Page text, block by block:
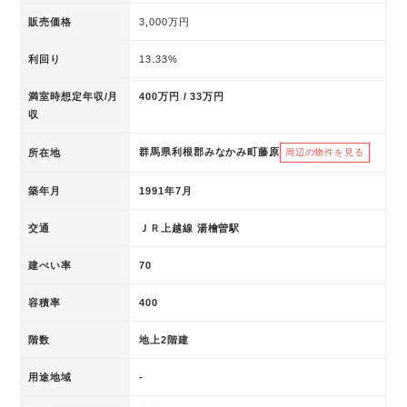
販売価格 3,000万円
利回り 13.33%
満室時想定年収/月
収
400万円 / 33万円
所在地 群馬県利根郡みなかみ町藤原 周辺の物件を見る
築年月 1991年7月
交通 ＪＲ上越線 湯檜曽駅
建ぺい率 70
容積率 400
階数 地上2階建
用途地域 -